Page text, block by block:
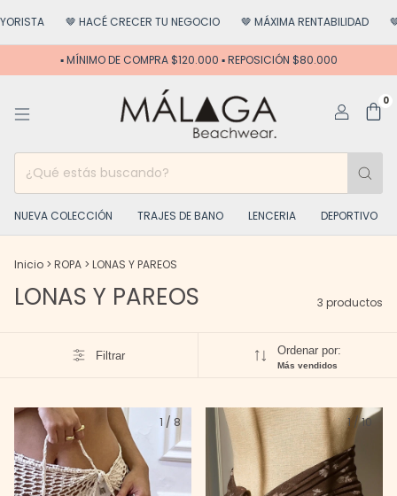
🤎 HACÉ CRECER TU NEGOCIO 🤎 MÁXIMA RENTABILIDAD
▪️ MÍNIMO DE COMPRA $120.000 ▪️ REPOSICIÓN $80.000
0
NUEVA COLECCIÓN TRAJES DE BANO LENCERIA DEPORTIVO
Inicio > ROPA > LONAS Y PAREOS
LONAS Y PAREOS 3 productos
Filtrar Ordenar por:
Más vendidos
1 / 8 1/10